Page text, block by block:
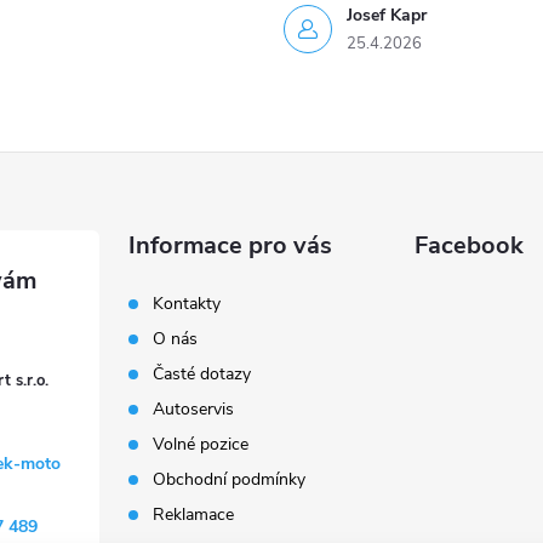
Josef Kapr
25.4.2026
s.r.o.
moto
489
Informace pro vás
Kontakty
O nás
Časté dotazy
Autoservis
Volné pozice
Obchodní podmínky
Reklamace
Facebook